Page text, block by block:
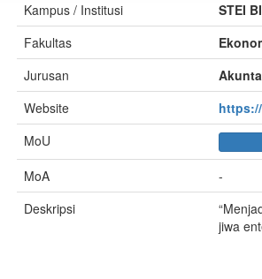
Kampus / Institusi
STEI
Fakultas
Jurusan
Website
MoU
MoA
-
Deskripsi
jiwa